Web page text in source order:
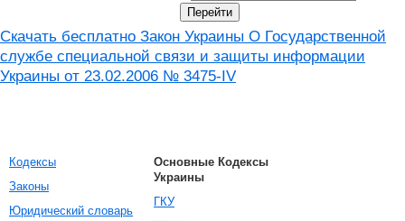
Скачать бесплатно Закон Украины О Государственной
службе специальной связи и защиты информации
Украины от 23.02.2006 № 3475-IV
Кодексы
Законы
Юридический словарь
Основные Кодексы
Украины
ГКУ